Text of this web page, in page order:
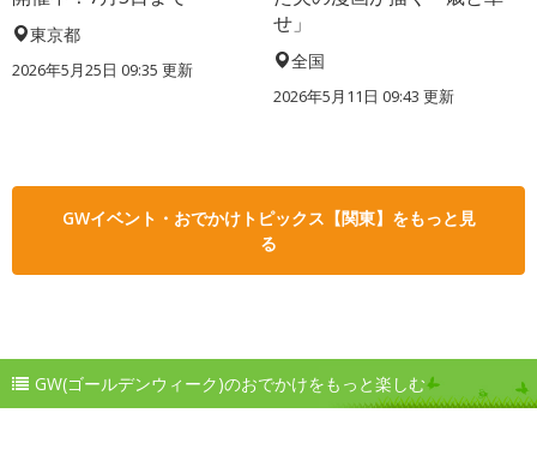
東京都
2026年5月25日 09:35 更新
せ」
全国
2026年5月11日 09:43 更新
GWイベント・おでかけトピックス【関東】をもっと見
る
GW(ゴールデンウィーク)のおでかけをもっと楽しむ